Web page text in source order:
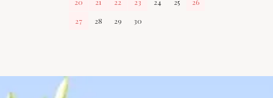
27
28 29 30